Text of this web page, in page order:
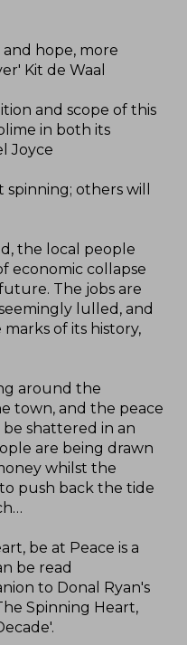
hope, more
Kit de Waal
and scope of this
in both its
Joyce
others will
the local people
economic collapse
The jobs are
lulled, and
of its history,
around the
town, and the peace
shattered in an
are being drawn
whilst the
push back the tide
be at Peace is a
be read
to Donal Ryan's
Spinning Heart,